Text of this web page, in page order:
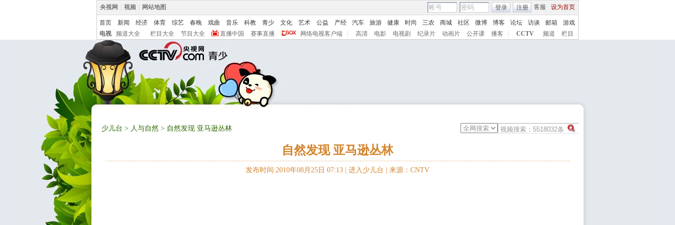
央视网 视频 网站地图 客服 设为首页
登录 注册
首页 新闻 经济 体育 综艺 春晚 戏曲 音乐 科教 青少 文化 艺术 公益 产经 汽车 旅游 健康 时尚 三农 商城 社区 微博 博客 论坛 访谈 邮箱
游戏
电视
频道大全 栏目大全 节目大全 直播中国 赛事直播 网络电视客户端 高清 电影 电视剧 纪录片 动画片 公开课 播客 CCTV 频道 栏目
少儿台 > 人与自然 > 自然发现 亚马逊丛林
自然发现 亚马逊丛林
发布时间:2010年08月25日 07:13 | 进入少儿台 来源：CNTV